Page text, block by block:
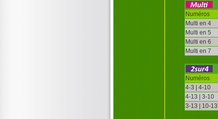
Numéros
Multi en 4
Multi en 5
Multi en 6
Multi en 7
Numéros
4-3 | 4-10
4-13 | 3-10
3-13 | 10-13